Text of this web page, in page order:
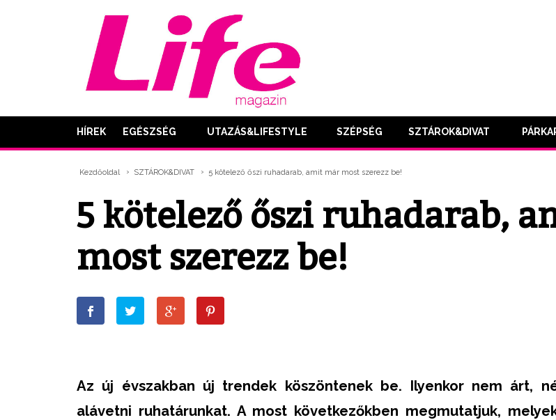
HÍREK EGÉSZSÉG UTAZÁS&LIFESTYLE SZÉPSÉG SZTÁROK&DIVAT
Kezdőoldal SZTÁROK&DIVAT 5 kötelező őszi ruhadarab, amit már most szerezz be!
5 kötelező őszi ruhadarab,
most szerezz be!
Az új évszakban új trendek köszöntenek be. Ilyenkor nem árt,
alávetni ruhatárunkat. A most következőkben megmutatjuk,